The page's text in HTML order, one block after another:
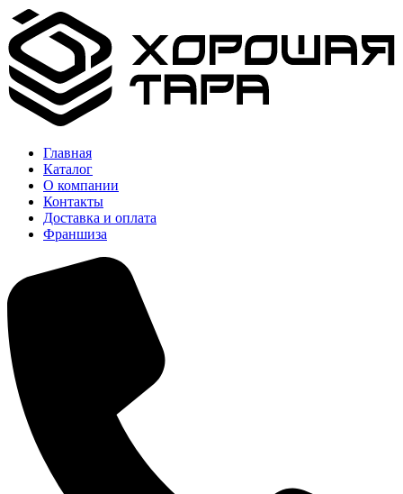
Главная
Каталог
О компании
Контакты
Доставка и оплата
Франшиза